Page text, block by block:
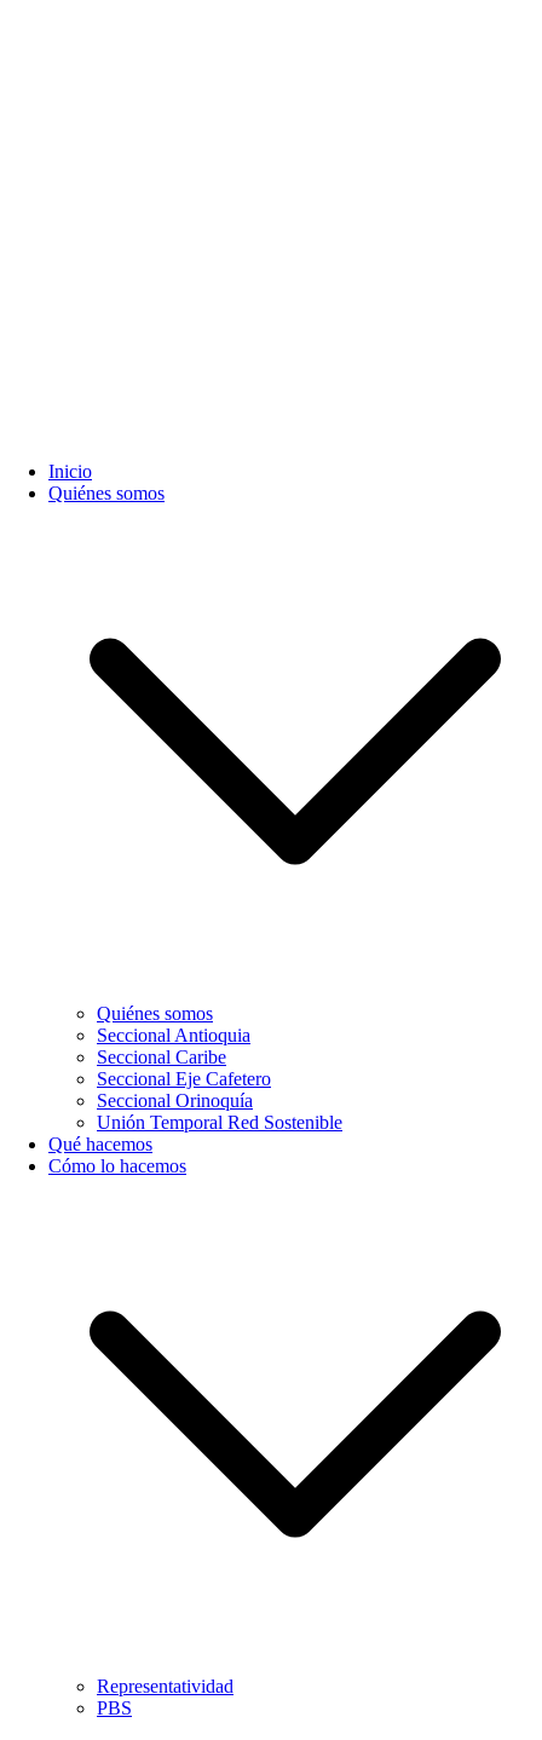
Inicio
Quiénes somos
Quiénes somos
Seccional Antioquia
Seccional Caribe
Seccional Eje Cafetero
Seccional Orinoquía
Unión Temporal Red Sostenible
Qué hacemos
Cómo lo hacemos
Representatividad
PBS